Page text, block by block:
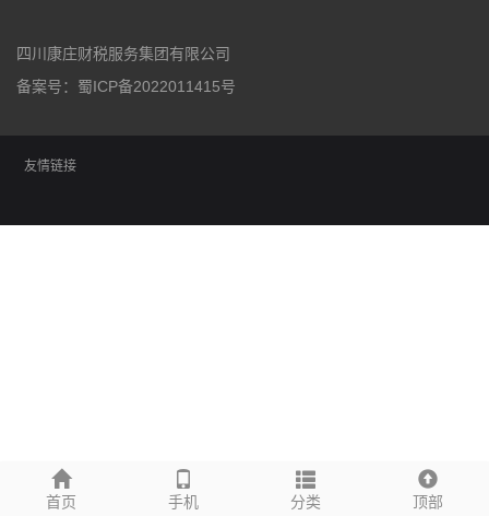
首页 手机 分类 顶部
四川康庄财税服务集团有限公司
备案号： 蜀ICP备2022011415号
友情链接